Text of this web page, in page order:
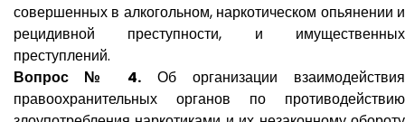
совершенных в алкогольном, наркотическом опьянении и
рецидивной преступности, и имущественных
преступлений.
Вопрос № 4. Об организации взаимодействия
правоохранительных органов по противодействию